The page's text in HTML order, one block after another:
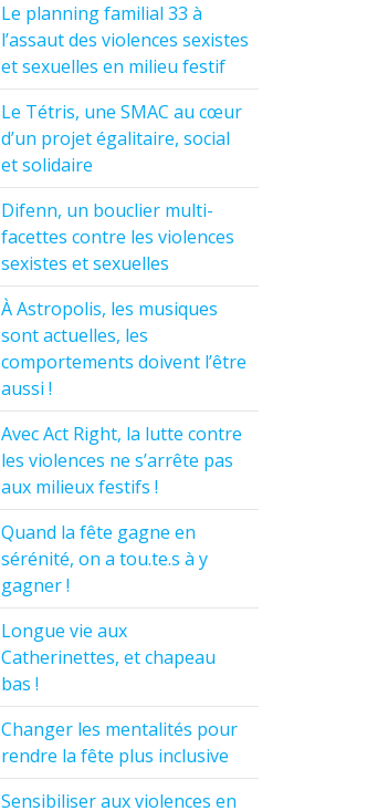
Le planning familial 33 à
l’assaut des violences sexistes
et sexuelles en milieu festif
Le Tétris, une SMAC au cœur
d’un projet égalitaire, social
et solidaire
Difenn, un bouclier multi-
facettes contre les violences
sexistes et sexuelles
À Astropolis, les musiques
sont actuelles, les
comportements doivent l’être
aussi !
Avec Act Right, la lutte contre
les violences ne s’arrête pas
aux milieux festifs !
Quand la fête gagne en
sérénité, on a tou.te.s à y
gagner !
Longue vie aux
Catherinettes, et chapeau
bas !
Changer les mentalités pour
rendre la fête plus inclusive
Sensibiliser aux violences en